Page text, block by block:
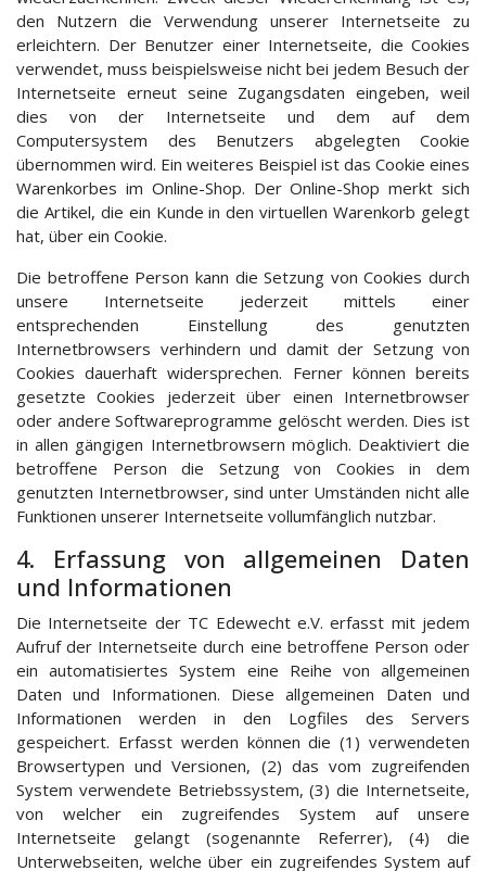
den Nutzern die Verwendung unserer Internetseite zu
erleichtern. Der Benutzer einer Internetseite, die Cookies
verwendet, muss beispielsweise nicht bei jedem Besuch der
Internetseite erneut seine Zugangsdaten eingeben, weil
dies von der Internetseite und dem auf dem
Computersystem des Benutzers abgelegten Cookie
übernommen wird. Ein weiteres Beispiel ist das Cookie eines
Warenkorbes im Online-Shop. Der Online-Shop merkt sich
die Artikel, die ein Kunde in den virtuellen Warenkorb gelegt
hat, über ein Cookie.
Die betroffene Person kann die Setzung von Cookies durch
unsere Internetseite jederzeit mittels einer
entsprechenden Einstellung des genutzten
Internetbrowsers verhindern und damit der Setzung von
Cookies dauerhaft widersprechen. Ferner können bereits
gesetzte Cookies jederzeit über einen Internetbrowser
oder andere Softwareprogramme gelöscht werden. Dies ist
in allen gängigen Internetbrowsern möglich. Deaktiviert die
betroffene Person die Setzung von Cookies in dem
genutzten Internetbrowser, sind unter Umständen nicht alle
Funktionen unserer Internetseite vollumfänglich nutzbar.
4. Erfassung von allgemeinen Daten
und Informationen
Die Internetseite der TC Edewecht e.V. erfasst mit jedem
Aufruf der Internetseite durch eine betroffene Person oder
ein automatisiertes System eine Reihe von allgemeinen
Daten und Informationen. Diese allgemeinen Daten und
Informationen werden in den Logfiles des Servers
gespeichert. Erfasst werden können die (1) verwendeten
Browsertypen und Versionen, (2) das vom zugreifenden
System verwendete Betriebssystem, (3) die Internetseite,
von welcher ein zugreifendes System auf unsere
Internetseite gelangt (sogenannte Referrer), (4) die
Unterwebseiten, welche über ein zugreifendes System auf